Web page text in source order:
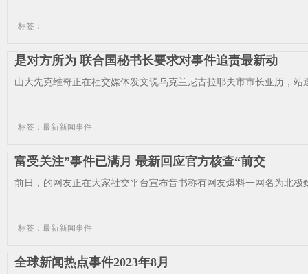
标签：
是对方所为 联合国秘书长要求对事件追责最新动
山大先克维奇正在社交媒体发文说乌克兰尼古拉耶夫市市长亚历，
标签：最新新闻事件
富受关注”事件已满月 最新回应官方核查“前交
前日，的网友正在大家社交平台宣布音书称有网友爆料一网名为北
标签：最新新闻事件
全球新闻热点事件2023年8月